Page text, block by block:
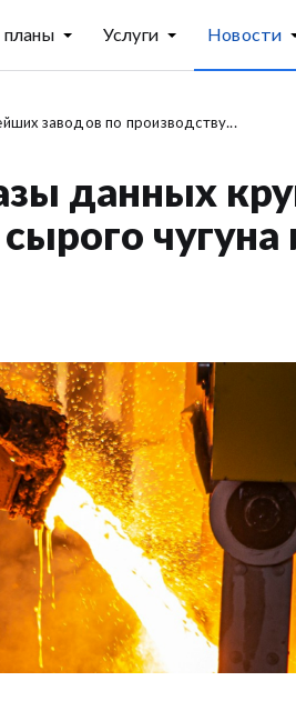
планы Услуги Новости
заводов по производству...
данных
чугуна